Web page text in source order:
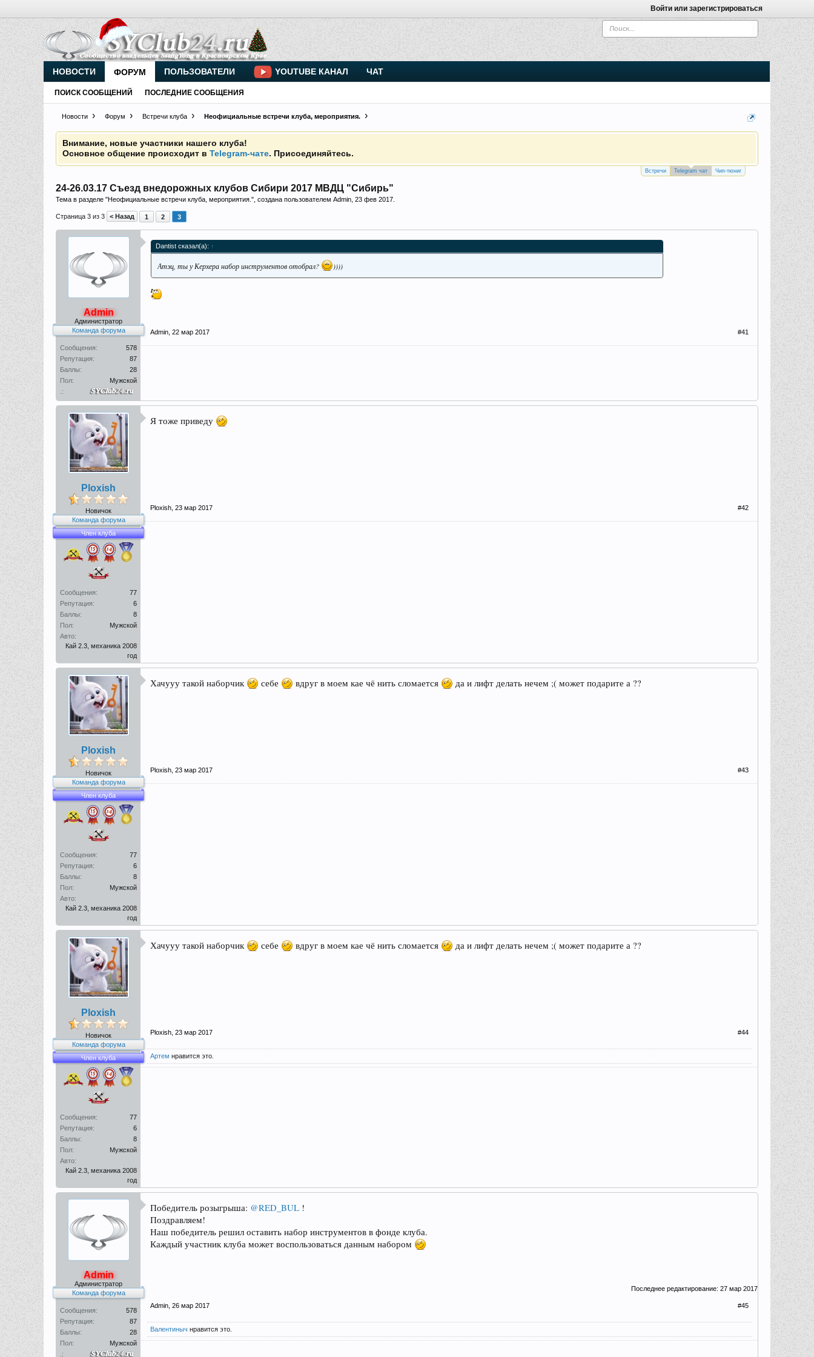
Войти или зарегистрироваться
Новости Форум Встречи клуба Неофициальные встречи клуба, мероприятия.
Прошедшие встречи клуба:1.2.3.4.5.6.7.8.9.10.11.12.13.14.15.16.17.18.19.20.21.22.23.24.
Ближайшие мероприятия: 16 Августа 2026 года, 11 лет клубу!
Внимание, новые участники нашего клуба!
Основное общение происходит вTelegram-чате
Чип-тюнинг (прошивка) дизелей от Vahmurka
Прошедшие встречи клуба:1.2. 3.4.5.6.7.8.9.10.11.12.13.14.15.
Ближайшие мероприятия: 16 Августа 2026 года, 11 лет клубу!
Встречи Telegram чат Чип-тюниг
24-26.03.17 Съезд внедорожных клубов Сибири 2017 МВДЦ "Сибирь"
Тема в разделе "Неофициальные встречи клуба, мероприятия. ", создана пользователем Admin 23 фев 2017
Страница 3 из 3 < Назад 1 2 3
Admin
Администратор
Команда форума
Сообщения:
578
Репутация:
87
Баллы:
28
Пол:
Мужской
.:
Dantist сказал(а): ↑
Атэц, ты у Керхера набор инструментов отобрал? ))))
Admin 22 мар 2017 #41
Ploxish
Новичок
Команда форума
Член клуба
Сообщения:
77
Репутация:
6
Баллы:
8
Пол:
Мужской
Авто:
Кай 2.3, механика 2008
год
Я тоже приведу
Ploxish 23 мар 2017 #42
Ploxish
Новичок
Команда форума
Член клуба
Сообщения:
77
Репутация:
6
Баллы:
8
Пол:
Мужской
Авто:
Кай 2.3, механика 2008
год
Хачууу такой наборчик себе вдруг в моем кае чё нить сломается да и лифт делать нечем ;( может подарите а ??
Ploxish 23 мар 2017 #43
Ploxish
Новичок
Команда форума
Член клуба
Сообщения:
77
Репутация:
6
Баллы:
8
Пол:
Мужской
Авто:
Кай 2.3, механика 2008
год
Хачууу такой наборчик себе вдруг в моем кае чё нить сломается да и лифт делать нечем ;( может подарите а ??
Ploxish 23 мар 2017 #44
Артем нравится это.
Admin
Администратор
Команда форума
Сообщения:
578
Репутация:
87
Баллы:
28
Пол:
Мужской
.:
Победитель розыгрыша: @RED_BUL !
Поздравляем!
Наш победитель решил оставить набор инструментов в фонде клуба.
Каждый участник клуба может воспользоваться данным набором
Последнее редактирование: 27 мар 2017
Admin 26 мар 2017 #45
Валентиныч нравится это.
НОВОСТИ ФОРУМ
ПОИСК СООБЩЕНИЙ ПОСЛЕДНИЕ СООБЩЕНИЯ
ПОЛЬЗОВАТЕЛИ YOUTUBE КАНАЛ ЧАТ